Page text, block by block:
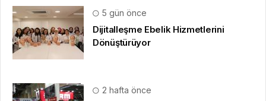
5 gün önce
Dijitalleşme Ebelik Hizmetlerini
Dönüştürüyor
2 hafta önce